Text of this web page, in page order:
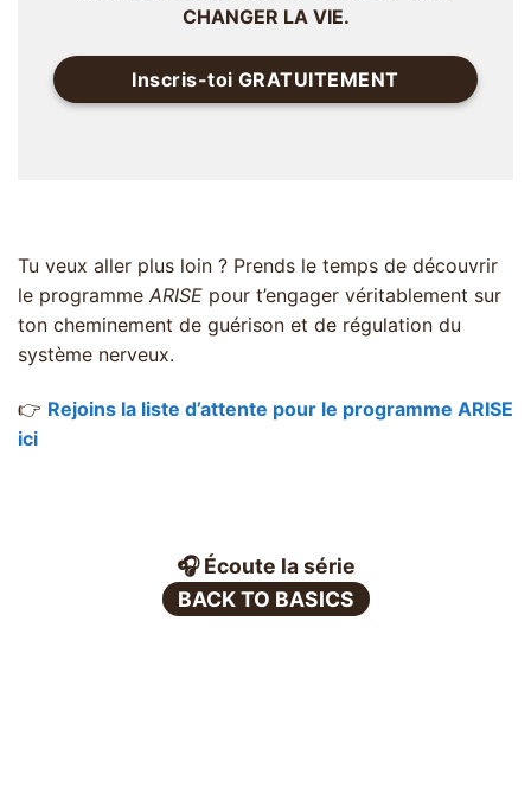
CHANGER LA VIE.
Inscris-toi GRATUITEMENT
Tu veux aller plus loin ? Prends le temps de découvrir
le programme ARISE pour t’engager véritablement sur
ton cheminement de guérison et de régulation du
système nerveux.
👉 Rejoins la liste d’attente pour le programme ARISE
ici
🎧 Écoute la série
BACK TO BASICS